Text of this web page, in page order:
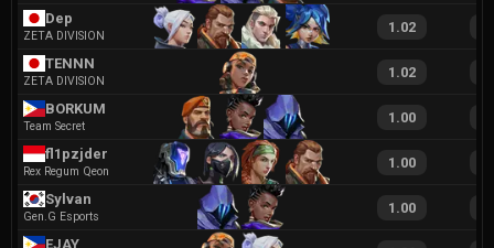
Dep
ZETA DIVISION
1.02
TENNN
ZETA DIVISION
1.02
BORKUM
Team Secret
1.00
fl1pzjder
Rex Regum Qeon
1.00
Sylvan
Gen.G Esports
1.00
EJAY